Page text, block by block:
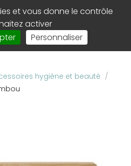
hygiène et beauté /
et vous donne le contrôle
activer
Personnaliser